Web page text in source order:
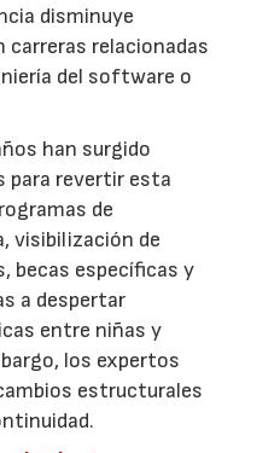
disminuye
relacionadas
del software o
han surgido
para revertir esta
de
visibilización de
becas específicas y
a despertar
entre niñas y
los expertos
estructurales